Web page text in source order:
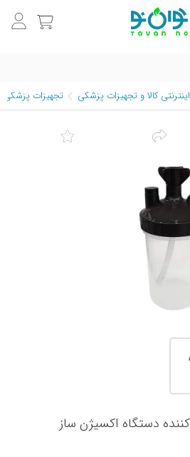
کالا و تجهیزات پزشکی تجهیزات پزشکی
دستگاه اکسیژن ساز